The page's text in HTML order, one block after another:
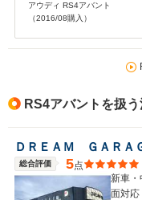
アウディ RS4アバント
（2016/08購入）
RS4アバントを扱
ＤＲＥＡＭ ＧＡＲＡ
総合評価 5点
新車・
面対応